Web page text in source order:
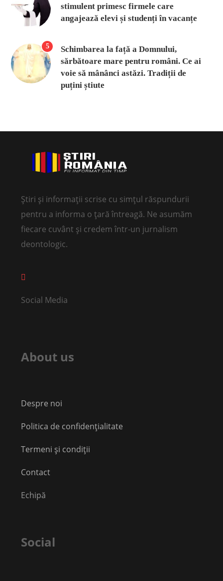
stimulent primesc firmele care
angajează elevi și studenți în vacanțe
5
Schimbarea la față a Domnului,
sărbătoare mare pentru români. Ce ai
voie să mânânci astăzi. Tradiții de
puțini știute
Știri și informații scrise cu simțul răspundurii
pentru a informa o țară întreagă. Ne asumăm
fiecare cuvânt și credem într-un jurnalism
deontologic.
Social Media
About us
Despre noi
Politica de confidențialitate
Termeni și condiții
Contact
Echipă
Social